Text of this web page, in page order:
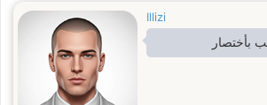
Illizi
بأختصار